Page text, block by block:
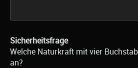
Sicherheitsfrage
Welche Naturkraft mit vier
an?